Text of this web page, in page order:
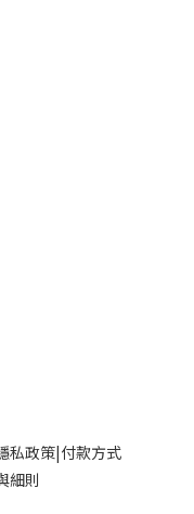
私政策|付款方式
細則